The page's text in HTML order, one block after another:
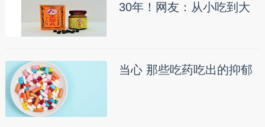
30年！网友：从小吃到大
当心 那些吃药吃出的抑郁